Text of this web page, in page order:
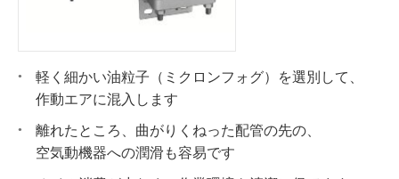
軽く細かい油粒子（ミクロンフォグ）を選別して、
作動エアに混入します
離れたところ、曲がりくねった配管の先の、
空気動機器への潤滑も容易です